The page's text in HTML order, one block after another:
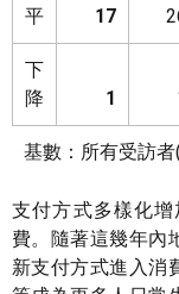
平
17
下
降
1
基數：所有受訪
支付方式多樣化
費。隨著這幾年內
新支付方式進入消